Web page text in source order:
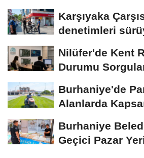
Karşıyaka
denetimleri
Nilüfer'de Kent
Durumu
Burhaniye'de
Alanlarda
Burhaniye
Geçici Pazar